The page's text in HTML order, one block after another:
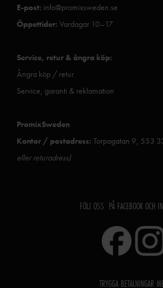
E-post: info@promixsweden.se
Öppettider: Vardagar 10–17
Service, retur & ångra köp:
Ångra köp / retur
Service, garanti & reklamation
PromixSweden
Kontor / postadress: Torpagatan 9, 553
eller returadress)
FÖLJ OSS PÅ FACEBOOK OCH
TRYGGA BETALNINGAR